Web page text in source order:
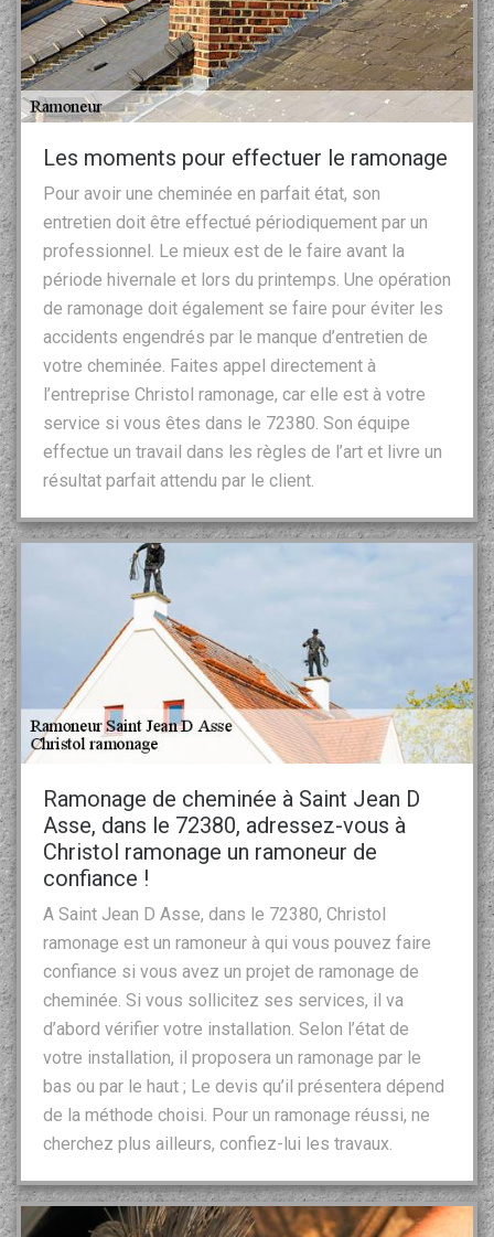
Les moments pour effectuer le ramonage
Pour avoir une cheminée en parfait état, son
entretien doit être effectué périodiquement par un
professionnel. Le mieux est de le faire avant la
période hivernale et lors du printemps. Une opération
de ramonage doit également se faire pour éviter les
accidents engendrés par le manque d’entretien de
votre cheminée. Faites appel directement à
l’entreprise Christol ramonage, car elle est à votre
service si vous êtes dans le 72380. Son équipe
effectue un travail dans les règles de l’art et livre un
résultat parfait attendu par le client.
Ramonage de cheminée à Saint Jean D
Asse, dans le 72380, adressez-vous à
Christol ramonage un ramoneur de
confiance !
A Saint Jean D Asse, dans le 72380, Christol
ramonage est un ramoneur à qui vous pouvez faire
confiance si vous avez un projet de ramonage de
cheminée. Si vous sollicitez ses services, il va
d’abord vérifier votre installation. Selon l’état de
votre installation, il proposera un ramonage par le
bas ou par le haut ; Le devis qu’il présentera dépend
de la méthode choisi. Pour un ramonage réussi, ne
cherchez plus ailleurs, confiez-lui les travaux.